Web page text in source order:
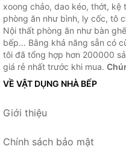
xoong chảo, dao kéo, thớt,
phòng ăn như bình, ly cốc, tô
Nội thất phòng ăn như bàn
bếp... Bằng khả năng sẵn có
tôi đã tổng hợp hơn 200000
giá rẻ nhất trước khi mua.
VỀ VẬT DỤNG NHÀ BẾP
Giới thiệu
Chính sách bảo mật